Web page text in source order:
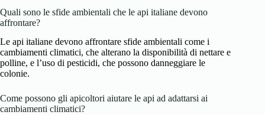
Quali sono le sfide ambientali che le api italiane devono
affrontare?
Le api italiane devono affrontare sfide ambientali come i
cambiamenti climatici, che alterano la disponibilità di nettare e
polline, e l’uso di pesticidi, che possono danneggiare le
colonie.
Come possono gli apicoltori aiutare le api ad adattarsi ai
cambiamenti climatici?